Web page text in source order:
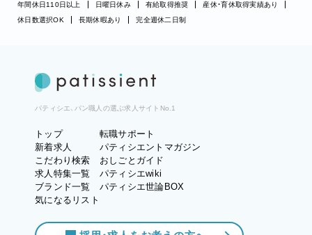
年間休日110日以上
日曜日休み 有給取得推奨
産休・育休取得実績あり
休日数選択OK
長期休暇あり 完全週休二日制
パティシエ、パン職人の選ぶ求人サイトNo.1
トップ
新着求人
こだわり検索
求人特集一覧
ブランド一覧
気になるリスト
転職サポート
パティシエントマガジン
おしごとガイド
パティシエwiki
パティシエ世論BOX